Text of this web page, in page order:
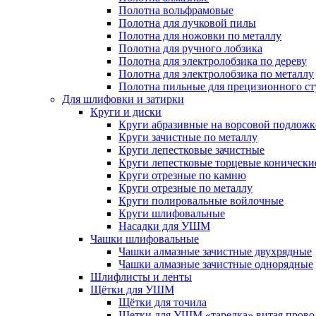
Полотна вольфрамовые
Полотна для лучковой пилы
Полотна для ножовки по металлу
Полотна для ручного лобзика
Полотна для электролобзика по дереву
Полотна для электролобзика по металлу
Полотна пильные для прецизионного
Для шлифовки и затирки
Круги и диски
Круги абразивные на ворсовой
Круги зачистные по металлу
Круги лепестковые зачистные
Круги лепестковые торцевые
Круги отрезные по камню
Круги отрезные по металлу
Круги полировальные войлочные
Круги шлифовальные
Насадки для УШМ
Чашки шлифовальные
Чашки алмазные зачистные двухрядные
Чашки алмазные зачистные однорядные
Шлифлисты и ленты
Щётки для УШМ
Щётки для точила